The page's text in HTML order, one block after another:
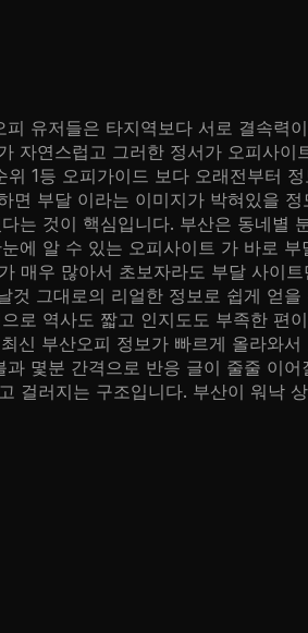
유저들은 타지역보다 서로 결속력
자연스럽고 그러한 정서가 오피사이
1등 오피가이드 보다 오래전부터
부달 이라는 이미지가 박혀있을
는 것이 핵심입니다. 부산은 동네별
에 알 수 있는 오피사이트 가 바로 부
매우 많아서 초보자라도 부달 사이
그대로의 리얼한 정보로 쉽게 얻
로 역사도 짧고 인지도도 부족한 편
신 부산오피 정보가 빠르게 올라와
몇분 간격으로 반응 글이 줄줄 이
걸러지는 구조입니다. 부산이 워낙